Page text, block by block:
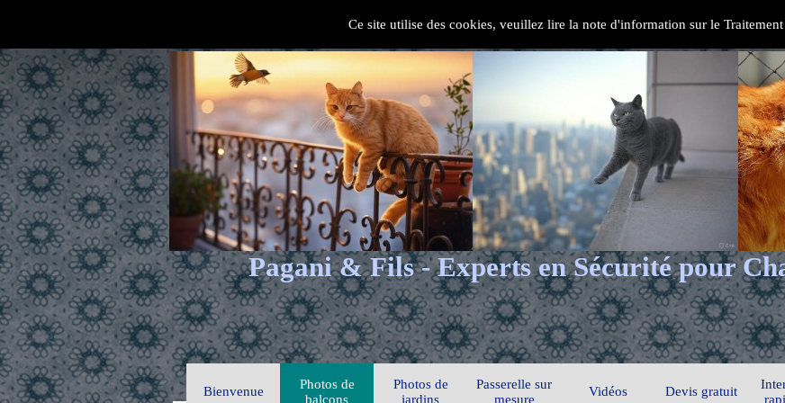
Ce site utilise des cookies, veuillez lire la note d'information sur le Traitement
Pagani & Fils - Experts en Sécurité pour
Bienvenue
Photos de
balcons
Photos de
jardins
Passerelle sur
mesure
Vidéos Devis gratuit